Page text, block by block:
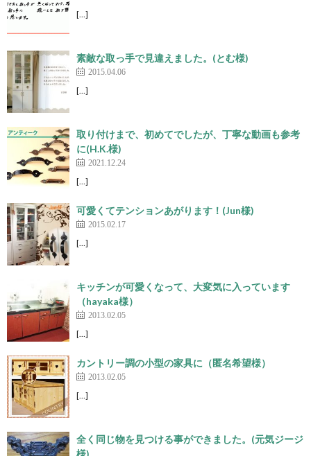
[…]
素敵な取っ手で見違えました。(とむ様)
2015.04.06
[…]
取り付けまで、初めてでしたが、丁寧な動画も参考
に(H.K.様)
2021.12.24
[…]
可愛くてテンションあがります！(Jun様)
2015.02.17
[…]
キッチンが可愛くなって、大変気に入っています
（hayaka様）
2013.02.05
[…]
カントリー調の小型の家具に（匿名希望様）
2013.02.05
[…]
全く同じ物を見つける事ができました。(元気ジージ
様)